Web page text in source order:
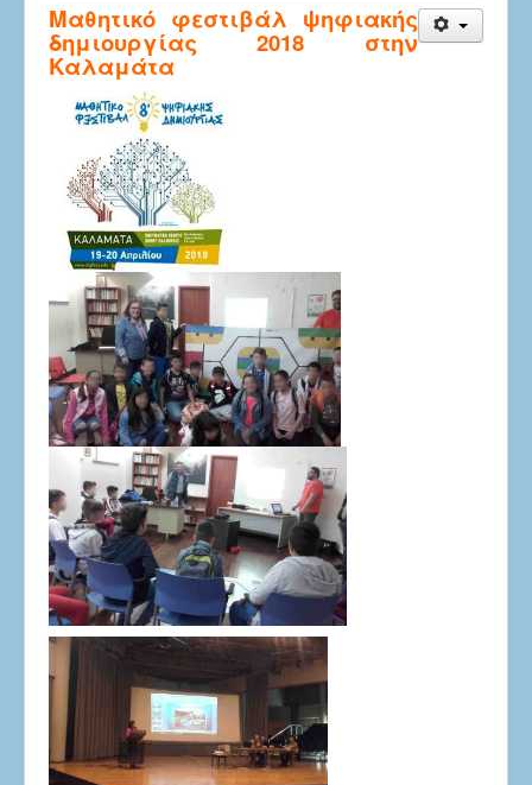
Μαθητικό φεστιβάλ ψηφιακής
δημιουργίας 2018 στην
Καλαμάτα